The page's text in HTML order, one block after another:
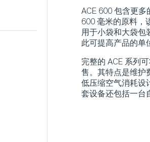
ACE 600 包含更
600 毫米的原料，
用于小袋和大袋包
此可提高产品的单
完整的 ACE 系列
售。其特点是维护
低压缩空气消耗设
套设备还包括一台